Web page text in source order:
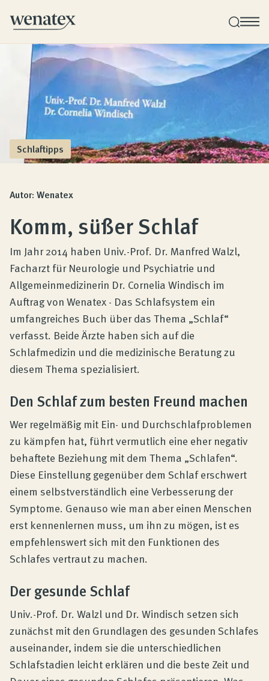
Wenatex Schlafberatung
Produktberatung zu Hause, im Store oder online!
Produkte
Qualität und Garantie
Kundenbewertungen
Produktberatung
Unternehmen
Kontakt
Magazin
Schlaftipps
Autor: Wenatex
Komm, süßer Schlaf
Im Jahr 2014 haben Univ.-Prof. Dr. Manfred Walzl,
Facharzt für Neurologie und Psychiatrie und
Allgemeinmedizinerin Dr. Cornelia Windisch im
Auftrag von Wenatex - Das Schlafsystem ein
umfangreiches Buch über das Thema „Schlaf“
verfasst. Beide Ärzte haben sich auf die
Schlafmedizin und die medizinische Beratung zu
diesem Thema spezialisiert.
Den Schlaf zum besten Freund machen
Wer regelmäßig mit Ein- und Durchschlafproblemen
zu kämpfen hat, führt vermutlich eine eher negativ
behaftete Beziehung mit dem Thema „Schlafen“.
Diese Einstellung gegenüber dem Schlaf erschwert
einem selbstverständlich eine Verbesserung der
Symptome. Genauso wie man aber einen Menschen
erst kennenlernen muss, um ihn zu mögen, ist es
empfehlenswert sich mit den Funktionen des
Schlafes vertraut zu machen.
Der gesunde Schlaf
Univ.-Prof. Dr. Walzl und Dr. Windisch setzen sich
zunächst mit den Grundlagen des gesunden Schlafes
auseinander, indem sie die unterschiedlichen
Schlafstadien leicht erklären und die beste Zeit und